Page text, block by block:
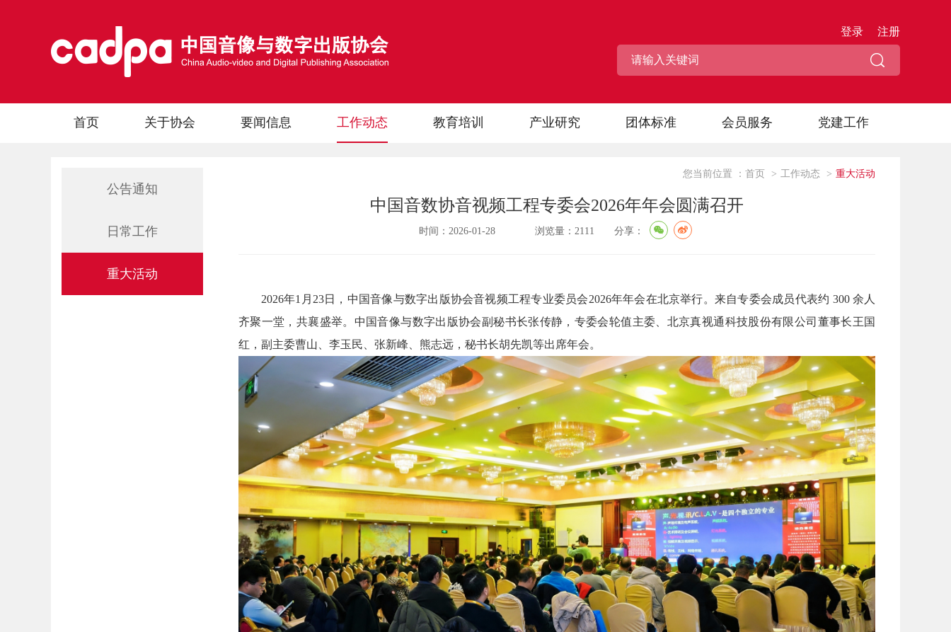
登录 注册
首页 关于协会 要闻信息 工作动态 教育培训 产业研究 团体标准 会员服务 党建工作
公告通知
日常工作
重大活动
您当前位置 ： 首页 > 工作动态 > 重大活动
中国音数协音视频工程专委会2026年年会圆满召开
时间：2026-01-28 浏览量： 2111 分享：
2026年1月23日，中国音像与数字出版协会音视频工程专业委员会2026年年会在北京举行。来自专委会成员代表约 300 余人
齐聚一堂，共襄盛举。中国音像与数字出版协会副秘书长张传静，专委会轮值主委、北京真视通科技股份有限公司董事长王国
红，副主委曹山、李玉民、张新峰、熊志远，秘书长胡先凯等出席年会。